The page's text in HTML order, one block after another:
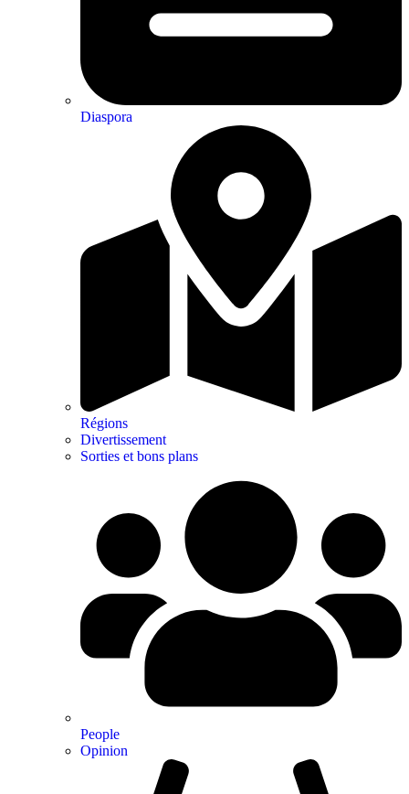
Diaspora
Régions
Divertissement
Sorties et bons plans
People
Opinion